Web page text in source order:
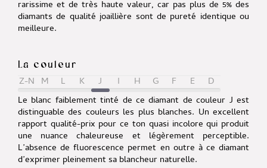
rarissime et de très haute valeur, car pas plus de 5% des
diamants de qualité joaillière sont de pureté identique ou
meilleure.
La couleur
Z-N M L K J I H G F E
D
Le blanc faiblement tinté de ce diamant de couleur J est
distinguable des couleurs les plus blanches. Un excellent
rapport qualité-prix pour ce ton quasi incolore qui produit
une nuance chaleureuse et légèrement perceptible.
L’absence de fluorescence permet en outre à ce diamant
d’exprimer pleinement sa blancheur naturelle.